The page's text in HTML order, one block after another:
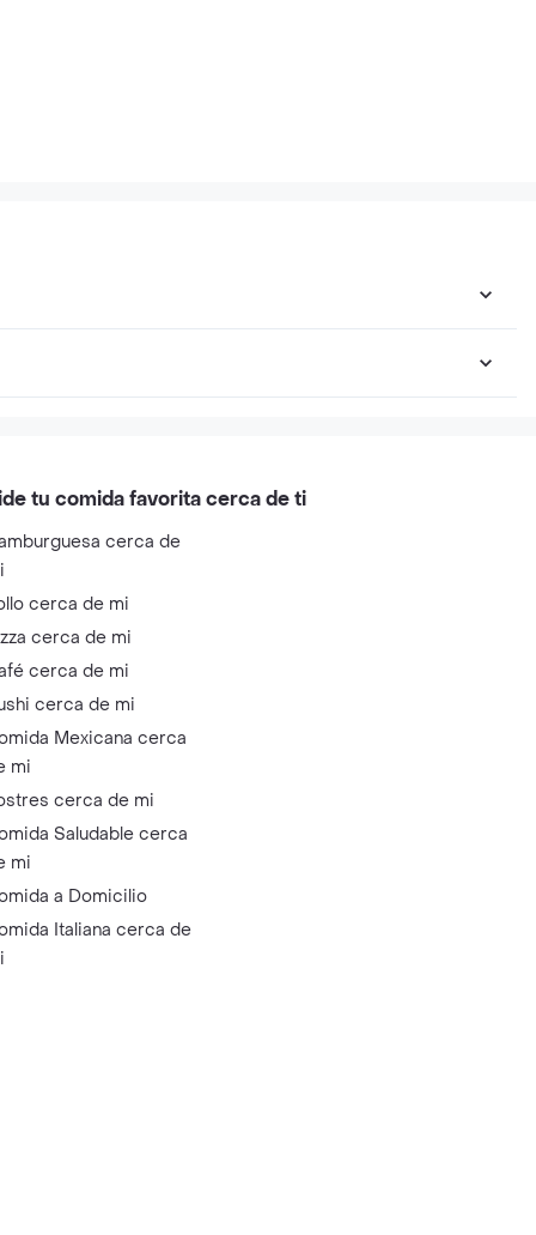
tu comida favorita cerca de ti
cerca de
cerca de mi
cerca de mi
cerca de mi
cerca de mi
Mexicana cerca
mi
cerca de mi
Saludable cerca
mi
a Domicilio
Italiana cerca de